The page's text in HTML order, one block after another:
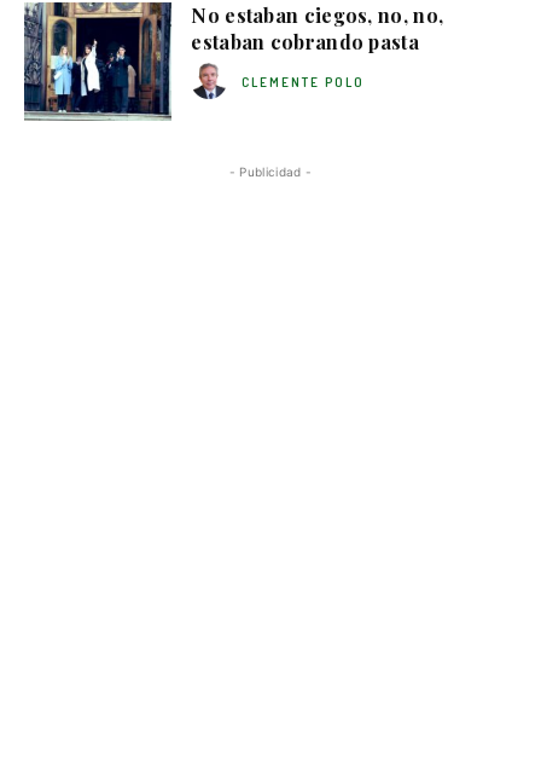
No estaban ciegos, no, no,
estaban cobrando pasta
CLEMENTE POLO
- Publicidad -